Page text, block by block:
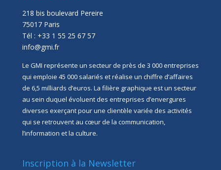
218 bis boulevard Pereire
75017 Paris
Tél : +33 1 55 25 67 57
info@gmi.fr
Le GMI représente un secteur de près de 3 000 entreprises
qui emploie 45 000 salariés et réalise un chiffre d’affaires
de 6,5 milliards d’euros. La filière graphique est un secteur
au sein duquel évoluent des entreprises d’envergures
diverses exerçant pour une clientèle variée des activités
qui se retrouvent au cœur de la communication,
l’information et la culture.
Inscription à la Newsletter